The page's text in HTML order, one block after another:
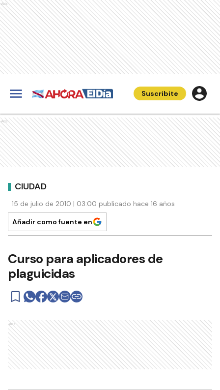
Ads
Suscribite
Ads
CIUDAD
15 de julio de 2010 | 03:00 publicado hace 16 años
Añadir como fuente en
Curso para aplicadores de
plaguicidas
Ads